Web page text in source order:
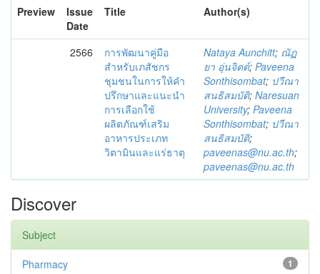
Preview
Issue
Date
Title Author(s)
2566
การพัฒนาคู่มือ
สำหรับเภสัชกร
ชุมชนในการให้คำ
ปรึกษาและแนะนำ
การเลือกใช้
ผลิตภัณฑ์เสริม
อาหารประเภท
วิตามินและแร่ธาตุ
Nataya Aunchitt; ณัฏ
ยา อุ่นจิตต์; Paveena
Sonthisombat; ปวีณา
สนธิสมบัติ; Naresuan
University; Paveena
Sonthisombat; ปวีณา
สนธิสมบัติ;
paveenas@nu.ac.th;
paveenas@nu.ac.th
Discover
Subject
1
Pharmacy